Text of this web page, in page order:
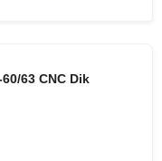
63 CNC Dik